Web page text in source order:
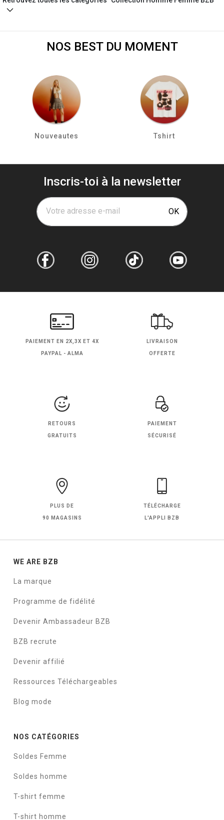
NOS BEST DU MOMENT
Nouveautes Tshirt
Inscris-toi à la newsletter
Votre adresse e-mail OK
PAIEMENT EN 2X,3X ET 4X
PAYPAL - ALMA
LIVRAISON
OFFERTE
RETOURS
GRATUITS
PAIEMENT
SÉCURISÉ
PLUS DE
90 MAGASINS
TÉLÉCHARGE
L'APPLI BZB
WE ARE BZB
La marque
Programme de fidélité
Devenir Ambassadeur BZB
BZB recrute
Devenir affilié
Ressources Téléchargeables
Blog mode
NOS CATÉGORIES
Soldes Femme
Soldes homme
T-shirt femme
T-shirt homme